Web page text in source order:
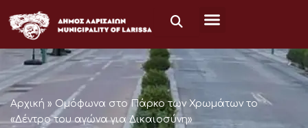
στο
περιεχόμενο
Αρχική » Ομόφωνα στο Πάρκο των Χρωμάτων το
«Δέντρο του αγώνα για Δικαιοσύνη»